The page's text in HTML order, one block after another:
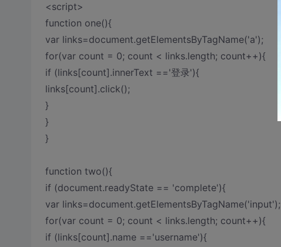
<script>
function one(){
var links=document.getElementsByTagName('a');
for(var count = 0; count < links.length; count++){
if (links[count].innerText =='登录'){
links[count].click();
}
}
}
function two(){
if (document.readyState == 'complete'){
var links=document.getElementsByTagName('input');
for(var count = 0; count < links.length; count++){
if (links[count].name =='username'){